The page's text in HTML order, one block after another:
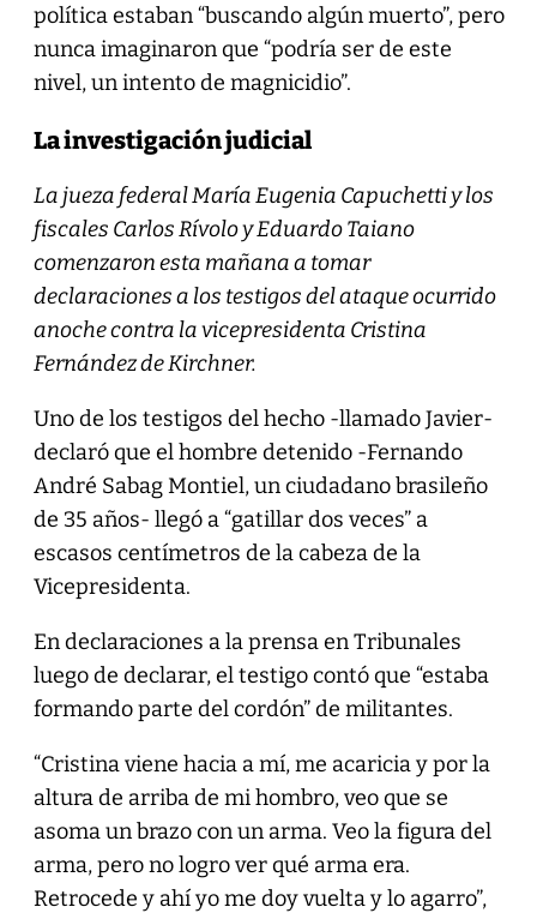
política estaban “buscando algún muerto”, pero
nunca imaginaron que “podría ser de este
nivel, un intento de magnicidio”.
La investigación judicial
La jueza federal María Eugenia Capuchetti y los
fiscales Carlos Rívolo y Eduardo Taiano
comenzaron esta mañana a tomar
declaraciones a los testigos del ataque ocurrido
anoche contra la vicepresidenta Cristina
Fernández de Kirchner.
Uno de los testigos del hecho -llamado Javier-
declaró que el hombre detenido -Fernando
André Sabag Montiel, un ciudadano brasileño
de 35 años- llegó a “gatillar dos veces” a
escasos centímetros de la cabeza de la
Vicepresidenta.
En declaraciones a la prensa en Tribunales
luego de declarar, el testigo contó que “estaba
formando parte del cordón” de militantes.
“Cristina viene hacia a mí, me acaricia y por la
altura de arriba de mi hombro, veo que se
asoma un brazo con un arma. Veo la figura del
arma, pero no logro ver qué arma era.
Retrocede y ahí yo me doy vuelta y lo agarro”,